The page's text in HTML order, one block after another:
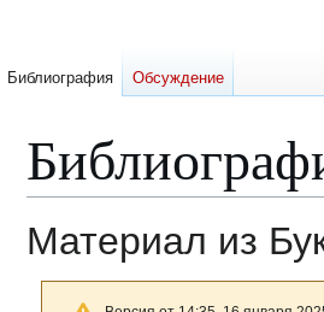
Материал из
Библиография Обсуждение